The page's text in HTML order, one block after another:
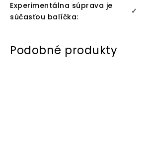
Experimentálna súprava je
súčasťou balíčka:
✓